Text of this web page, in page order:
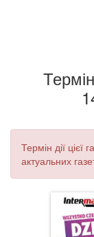
Термін дії цієї
актуальних